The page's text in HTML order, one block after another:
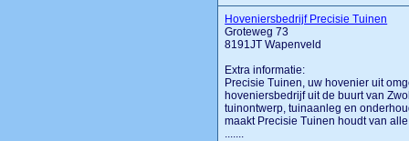
Hoveniersbedrijf Precisie Tuinen
Groteweg 73
8191JT Wapenveld
Extra informatie:
Precisie Tuinen, uw hovenier uit
hoveniersbedrijf uit de buurt van
tuinontwerp, tuinaanleg en
maakt Precisie Tuinen houdt van
.......